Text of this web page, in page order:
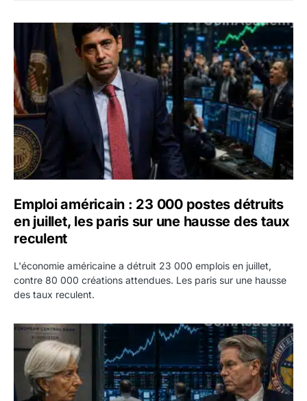
Emploi américain : 23 000 postes détruits en juillet, les
Emploi américain : 23 000 postes détruits
en juillet, les paris sur une hausse des taux
reculent
L'économie américaine a détruit 23 000 emplois en juillet,
contre 80 000 créations attendues. Les paris sur une hausse
des taux reculent.
Yen : Washington a vendu des euros sans prévenir la